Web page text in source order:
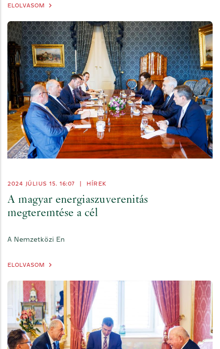
ELOLVASOM
2024 JÚLIUS 15. 16:07 HÍREK
A magyar energiaszuverenitás
megteremtése a cél
A Nemzetközi En
ELOLVASOM